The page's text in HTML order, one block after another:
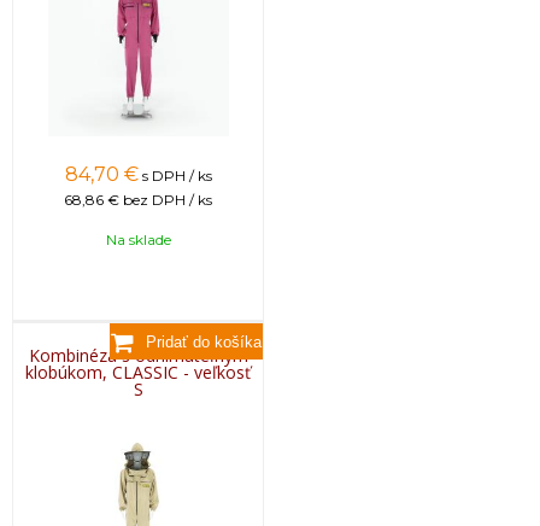
84,70 € s DPH / ks
68,86 € bez DPH / ks
Na sklade
Kombinéza s odnímateľným
klobúkom, CLASSIC - veľkosť
S